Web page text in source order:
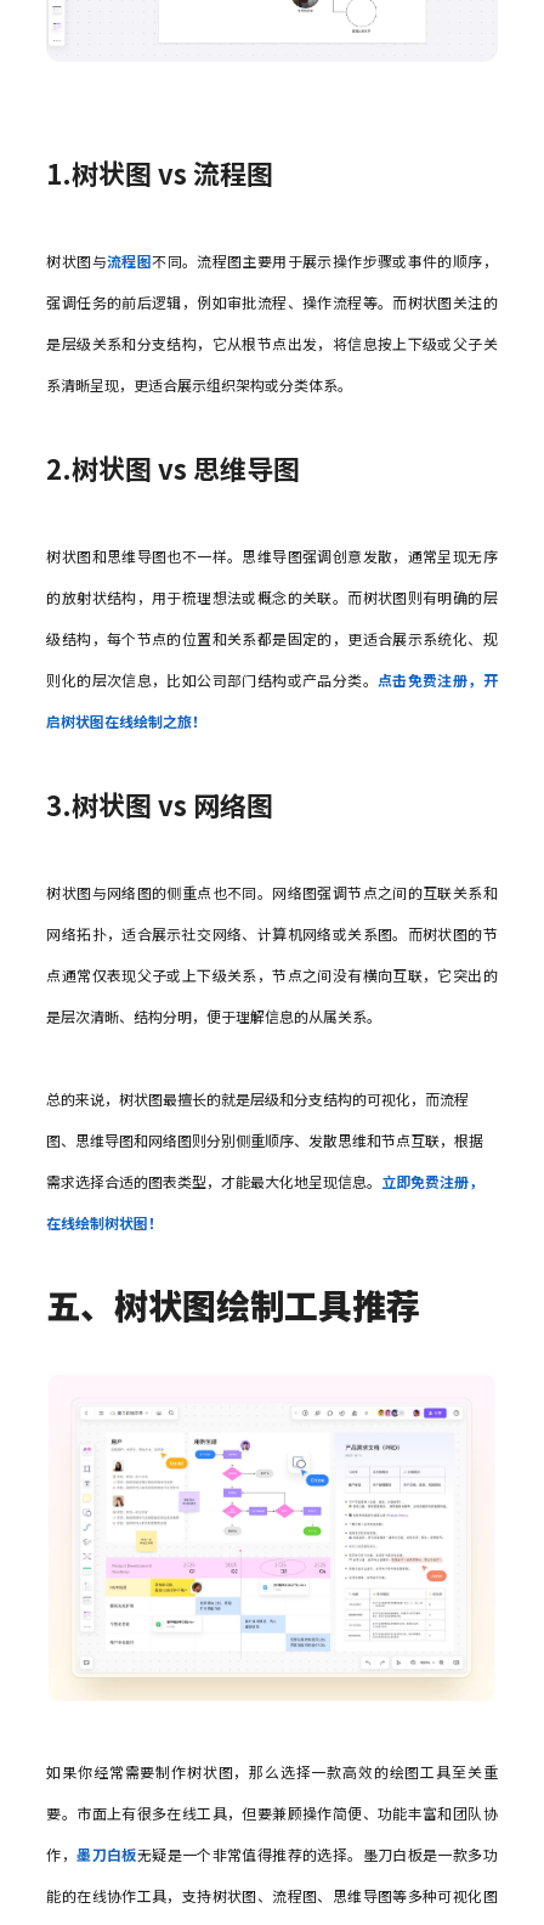
1.树状图 vs 流程图
树状图与流程图不同。流程图主要用于展示操作步骤或事件的顺序，
强调任务的前后逻辑，例如审批流程、操作流程等。而树状图关注的
是层级关系和分支结构，它从根节点出发，将信息按上下级或父子关
系清晰呈现，更适合展示组织架构或分类体系。
2.树状图 vs 思维导图
树状图和思维导图也不一样。思维导图强调创意发散，通常呈现无序
的放射状结构，用于梳理想法或概念的关联。而树状图则有明确的层
级结构，每个节点的位置和关系都是固定的，更适合展示系统化、规
则化的层次信息，比如公司部门结构或产品分类。 点击免费注册，开
启树状图在线绘制之旅！
3.树状图 vs 网络图
树状图与网络图的侧重点也不同。网络图强调节点之间的互联关系和
网络拓扑，适合展示社交网络、计算机网络或关系图。而树状图的节
点通常仅表现父子或上下级关系，节点之间没有横向互联，它突出的
是层次清晰、结构分明，便于理解信息的从属关系。
总的来说，树状图最擅长的就是层级和分支结构的可视化，而流程
图、思维导图和网络图则分别侧重顺序、发散思维和节点互联，根据
需求选择合适的图表类型，才能最大化地呈现信息。 立即免费注册，
在线绘制树状图！
五、树状图绘制工具推荐
如果你经常需要制作树状图，那么选择一款高效的绘图工具至关重
要。市面上有很多在线工具，但要兼顾操作简便、功能丰富和团队协
作，墨刀白板无疑是一个非常值得推荐的选择。墨刀白板是一款多功
能的在线协作工具，支持树状图、流程图、思维导图等多种可视化图